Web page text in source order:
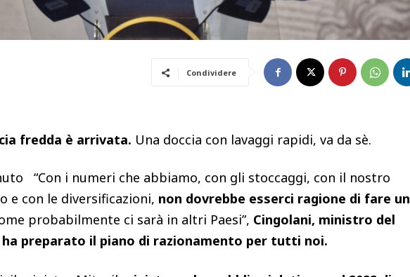
Condividere
fredda è arrivata. Una doccia con lavaggi rapidi, va da sè.
“Con i numeri che abbiamo, con gli stoccaggi, con il nostro
e con le diversificazioni, non dovrebbe esserci ragione di fare un
probabilmente ci sarà in altri Paesi”, Cingolani, ministro del
ha preparato il piano di razionamento per tutti noi.